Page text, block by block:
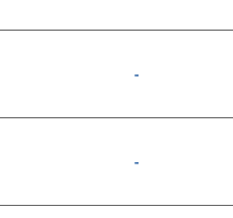
-
-